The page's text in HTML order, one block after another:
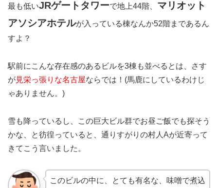
最も低いJRゲートタワーで地上44階、 マリオット
アソシアホテルが入っている棟なんか52階まであるん
すよ？
駅前にこんな存在感のあるビルを3棟も並べるとは、さす
が見栄っ張りな名古屋ならでは！(馬鹿にしているわけじ
ゃありません。)
雪も降っているし、この巨大ビル群でお昼ご飯でも探そう
かな、と彷徨っていると、通りすがりの村人Aが近寄って
きてこう言いました。
このビルの中に、とても有名な、味噌で煮込